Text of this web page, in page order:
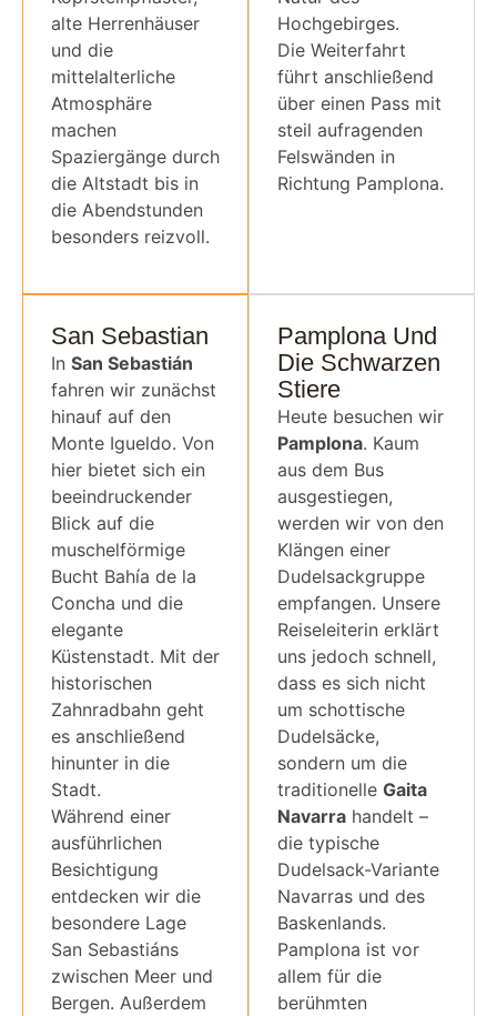
alte Herrenhäuser
und die
mittelalterliche
Atmosphäre
machen
Spaziergänge durch
die Altstadt bis in
die Abendstunden
besonders reizvoll.
Hochgebirges.
Die Weiterfahrt
führt anschließend
über einen Pass mit
steil aufragenden
Felswänden in
Richtung Pamplona.
Pamplona Und
Die Schwarzen
Stiere
Heute besuchen wir
Pamplona. Kaum
aus dem Bus
ausgestiegen,
werden wir von den
Klängen einer
Dudelsackgruppe
empfangen. Unsere
Reiseleiterin erklärt
uns jedoch schnell,
dass es sich nicht
um schottische
Dudelsäcke,
sondern um die
traditionelle Gaita
Navarra handelt –
die typische
Dudelsack-Variante
Navarras und des
Baskenlands.
Pamplona ist vor
allem für die
berühmten
San Sebastian
In San Sebastián
fahren wir zunächst
hinauf auf den
Monte Igueldo. Von
hier bietet sich ein
beeindruckender
Blick auf die
muschelförmige
Bucht Bahía de la
Concha und die
elegante
Küstenstadt. Mit der
historischen
Zahnradbahn geht
es anschließend
hinunter in die
Stadt.
Während einer
ausführlichen
Besichtigung
entdecken wir die
besondere Lage
San Sebastiáns
zwischen Meer und
Bergen. Außerdem